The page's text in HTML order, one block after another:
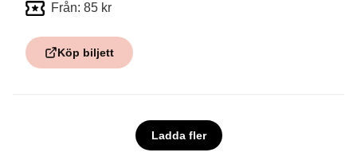
Från: 85 kr
Köp biljett
Ladda fler